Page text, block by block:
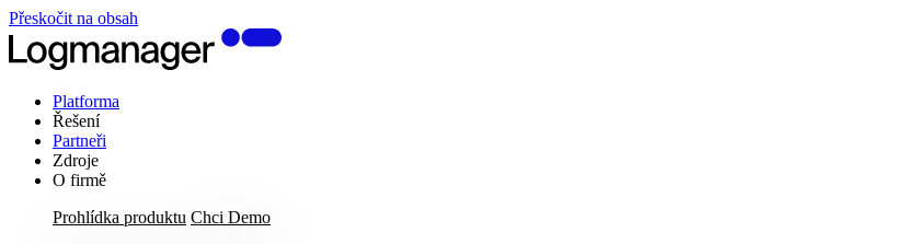
Přeskočit na obsah
Platforma
Řešení
Partneři
Zdroje
O firmě
Prohlídka produktu Chci Demo